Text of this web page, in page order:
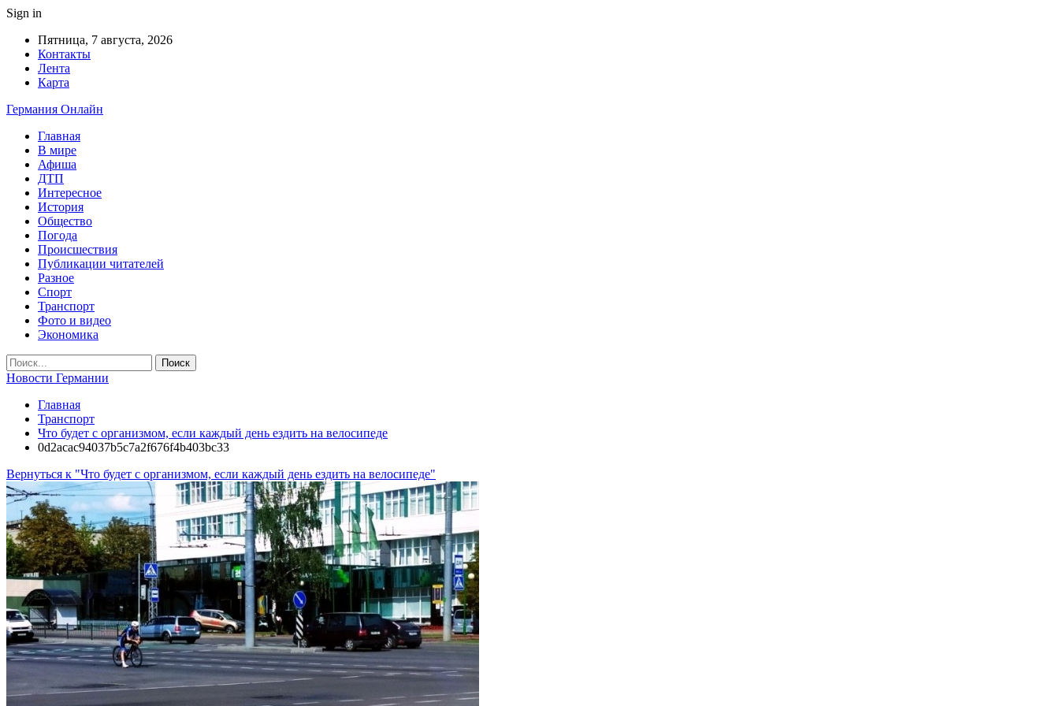
Sign in
Пятница, 7 августа, 2026
Контакты
Лента
Карта
Германия Онлайн
Главная
В мире
Афиша
ДТП
Интересное
История
Общество
Погода
Происшествия
Публикации читателей
Разное
Спорт
Транспорт
Фото и видео
Экономика
Новости Германии
Главная
Транспорт
Что будет с организмом, если каждый день ездить на велосипеде
0d2acac94037b5c7a2f676f4b403bc33
Вернуться к "Что будет с организмом, если каждый день ездить на велосипеде"